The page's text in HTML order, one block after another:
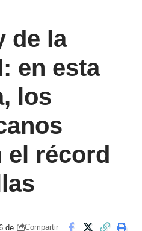
de la
en esta
los
el récord
de
Compartir